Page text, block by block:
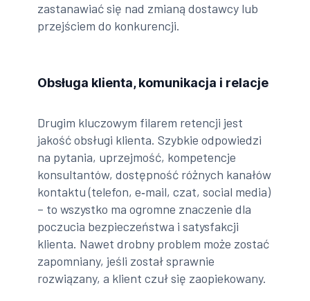
zastanawiać się nad zmianą dostawcy lub
przejściem do konkurencji.
Obsługa klienta, komunikacja i relacje
Drugim kluczowym filarem retencji jest
jakość obsługi klienta. Szybkie odpowiedzi
na pytania, uprzejmość, kompetencje
konsultantów, dostępność różnych kanałów
kontaktu (telefon, e‑mail, czat, social media)
– to wszystko ma ogromne znaczenie dla
poczucia bezpieczeństwa i satysfakcji
klienta. Nawet drobny problem może zostać
zapomniany, jeśli został sprawnie
rozwiązany, a klient czuł się zaopiekowany.